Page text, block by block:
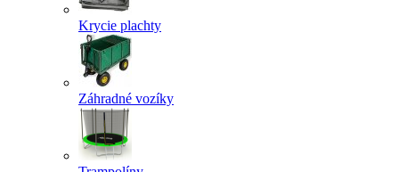
Krycie plachty
Záhradné vozíky